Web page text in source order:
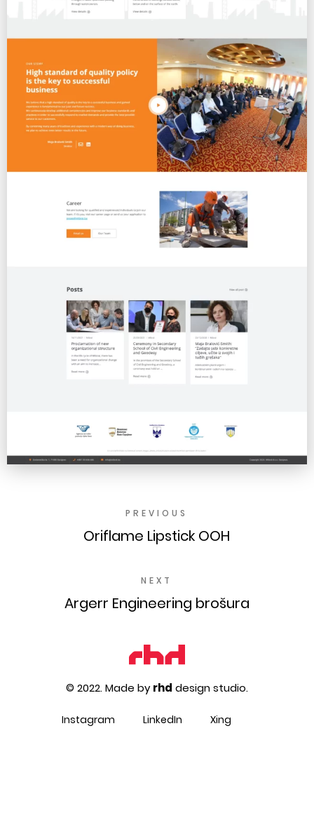
PREVIOUS
Oriflame Lipstick OOH
NEXT
Argerr Engineering brošura
© 2022. Made byrhd design studio.
Instagram LinkedIn Xing